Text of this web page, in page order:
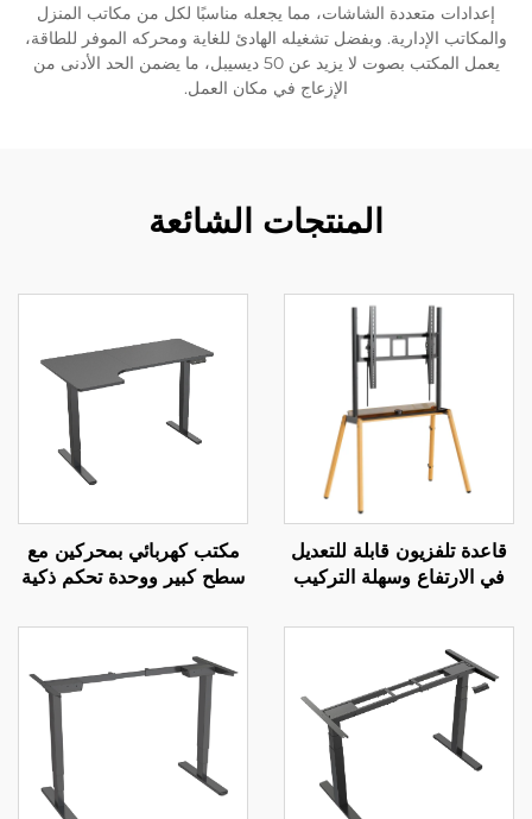
إعدادات متعددة الشاشات، مما يجعله مناسبًا لكل من مكاتب المنزل
والمكاتب الإدارية. وبفضل تشغيله الهادئ للغاية ومحركه الموفر للطاقة،
يعمل المكتب بصوت لا يزيد عن 50 ديسيبل، ما يضمن الحد الأدنى من
الإزعاج في مكان العمل.
المنتجات الشائعة
قاعدة تلفزيون قابلة للتعديل
في الارتفاع وسهلة التركيب
تروس لشاشات بحجم 37-85
بوصة | V-MOUNTS VM-
TC004
مكتب كهربائي بمحركين مع
سطح كبير ووحدة تحكم ذكية
L1